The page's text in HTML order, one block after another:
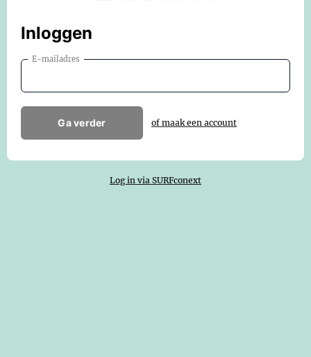
Inloggen
E-mailadres
Ga verder of maak een account
Log in via SURFconext